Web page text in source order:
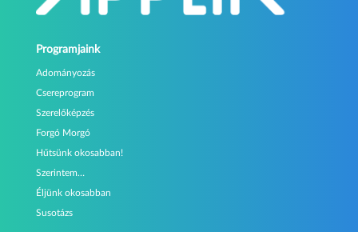
Programjaink
Adományozás
Csereprogram
Szerelőképzés
Forgó Morgó
Hűtsünk okosabban!
Szerintem…
Éljünk okosabban
Susotázs